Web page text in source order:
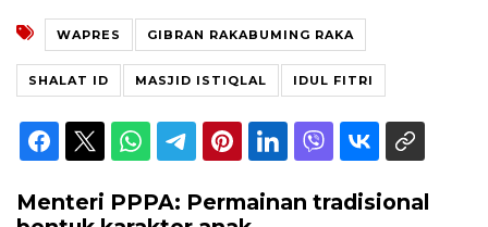
WAPRES GIBRAN RAKABUMING RAKA
SHALAT ID MASJID ISTIQLAL IDUL FITRI
Menteri PPPA: Permainan tradisional